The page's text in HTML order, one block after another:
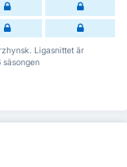
Ligasnittet är